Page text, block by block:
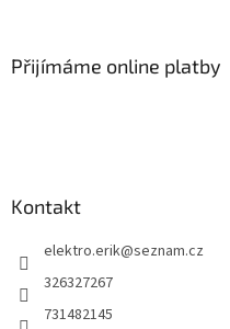
Přijímáme online platby
Kontakt
elektro.erik@seznam.cz
326327267
731482145